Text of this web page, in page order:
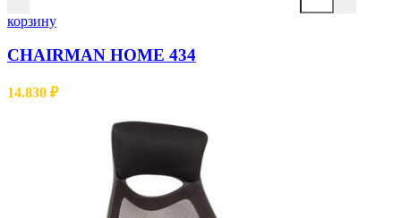
корзину
CHAIRMAN HOME 434
14.830 ₽